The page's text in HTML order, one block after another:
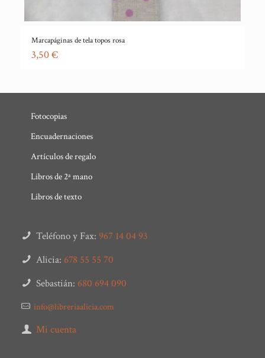
Marcapáginas de tela topos rosa
3,50€
Fotocopias
Encuadernaciones
Artículos de regalo
Libros de 2ª mano
Libros de texto
Teléfono y Fax: 967 14 04 93
Alicia: 678 55 55 70
Sebastián: 680 694 090
info@libreriaalicia.com
Mi cuenta